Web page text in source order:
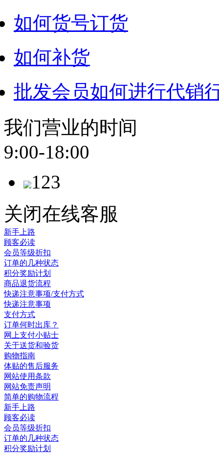
如何货号订货
如何补货
批发会员如何进行代销
我们营业的时间
9:00-18:00
123
关闭在线客服
新手上路
顾客必读
会员等级折扣
订单的几种状态
积分奖励计划
商品退货流程
快递注意事项/支付方式
快递注意事项
支付方式
订单何时出库？
网上支付小贴士
关于送货和验货
购物指南
体贴的售后服务
网站使用条款
网站免责声明
简单的购物流程
新手上路
顾客必读
会员等级折扣
订单的几种状态
积分奖励计划